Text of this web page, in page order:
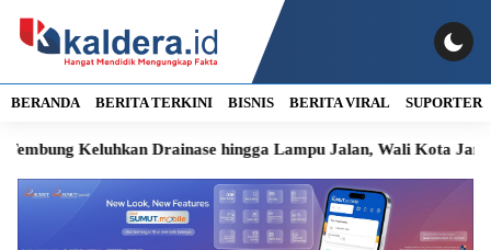
BERANDA BERITA TERKINI BISNIS BERITA VIRAL SUPORTER
Keluhkan Drainase hingga Lampu Jalan, Wali Kota Janji